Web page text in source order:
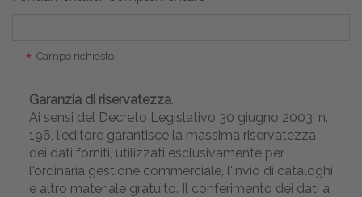
Campo richiesto
Garanzia di riservatezza.
Ai sensi del Decreto Legislativo 30 giugno 2003, n.
196, l'editore garantisce la massima riservatezza
dei dati forniti, utilizzati esclusivamente per
l'ordinaria gestione commerciale, l'invio di cataloghi
e altro materiale gratuito. Il conferimento dei dati a